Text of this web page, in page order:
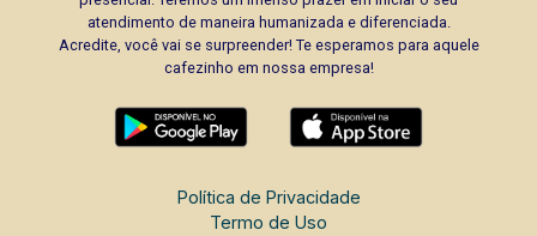
atendimento de maneira humanizada e diferenciada.
Acredite, você vai se surpreender! Te esperamos para aquele
cafezinho em nossa empresa!
Política de Privacidade
Termo de Uso